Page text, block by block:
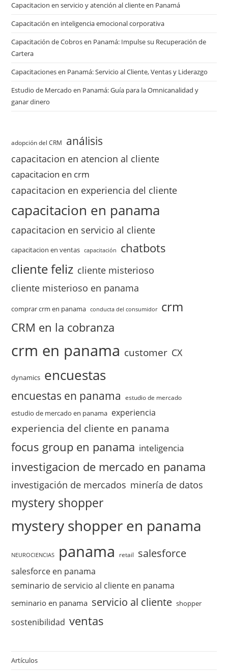
Capacitacion en servicio y atención al cliente en Panamá
Capacitación en inteligencia emocional corporativa
Capacitación de Cobros en Panamá: Impulse su Recuperación de
Cartera
Capacitaciones en Panamá: Servicio al Cliente, Ventas y Liderazgo
Estudio de Mercado en Panamá: Guía para la Omnicanalidad y
ganar dinero
adopción del CRM análisis
capacitacion en atencion al cliente
capacitacion en crm
capacitacion en experiencia del cliente
capacitacion en panama
capacitacion en servicio al cliente
capacitacion en ventas capacitación chatbots
cliente feliz cliente misterioso
cliente misterioso en panama
comprar crm en panama conducta del consumidor crm
CRM en la cobranza
crm en panama customer CX
dynamics encuestas
encuestas en panama estudio de mercado
estudio de mercado en panama experiencia
experiencia del cliente en panama
focus group en panama inteligencia
investigacion de mercado en panama
investigación de mercados minería de datos
mystery shopper
mystery shopper en panama
NEUROCIENCIAS panama retail salesforce
salesforce en panama
seminario de servicio al cliente en panama
seminario en panama servicio al cliente shopper
sostenibilidad ventas
Artículos